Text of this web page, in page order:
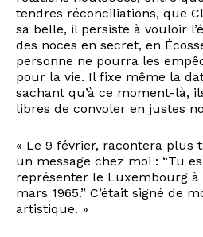
tendres réconciliations, que
sa belle, il persiste à vouloir
des noces en secret, en
personne ne pourra les
pour la vie. Il fixe même la
sachant qu’à ce moment-là,
libres de convoler en justes
« Le 9 février, racontera plus
un message chez moi : “Tu
représenter le Luxembourg à
mars 1965.” C’était signé de
artistique. »